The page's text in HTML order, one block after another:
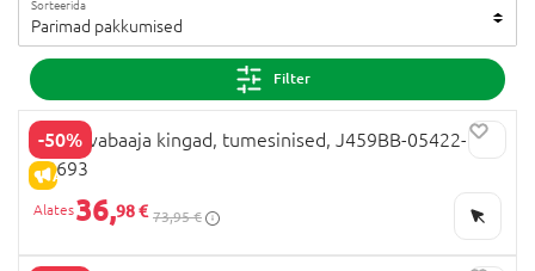
Sorteerida
Parimad pakkumised
Filter
-50%
ALLAHINDLUS
GEOX vabaaja kingad, tumesinised, J459BB-05422-
C0693
36,98 € 73,95 €